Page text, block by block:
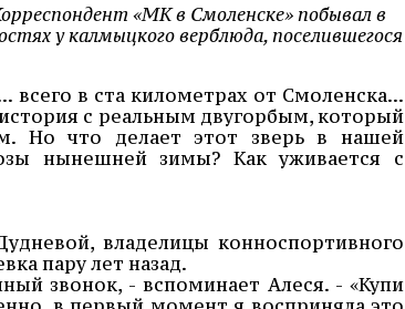
«МК в Смоленске» побывал в
у калмыцкого верблюда, поселившегося
в ста километрах от Смоленска...
с реальным двугорбым, который
Но что делает этот зверь в нашей
нынешней зимы? Как уживается с
владелицы конноспортивного
пару лет назад.
звонок, - вспоминает Алеся. - «Купи